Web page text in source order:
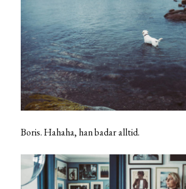
Boris. Hahaha, han badar alltid.